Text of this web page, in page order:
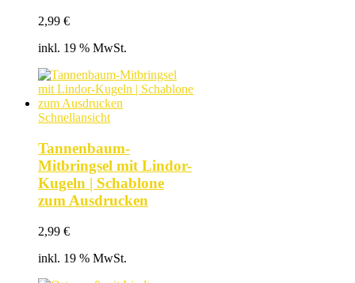
2,99 €
inkl. 19 % MwSt.
Schnellansicht
Tannenbaum-
Mitbringsel mit Lindor-
Kugeln | Schablone
zum Ausdrucken
2,99 €
inkl. 19 % MwSt.